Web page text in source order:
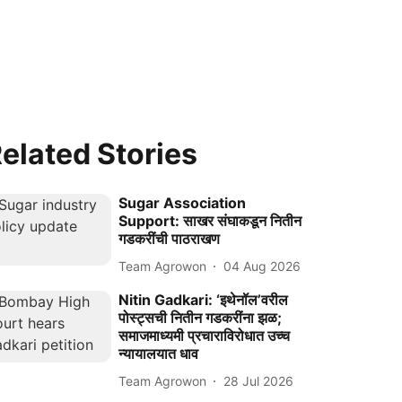
Stories
Sugar Association
Support: साखर संघाकडून नितीन
गडकरींची पाठराखण
Team Agrowon 04 Aug 2026
Nitin Gadkari: ‘इथेनॉल’वरील
पोस्ट्सची नितीन गडकरींना झळ;
समाजमाध्यमी प्रचाराविरोधात उच्च
न्यायालयात धाव
Team Agrowon 28 Jul 2026